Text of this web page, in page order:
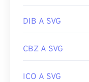
Link utili:
DIB A SVG
CBZ A SVG
ICO A SVG